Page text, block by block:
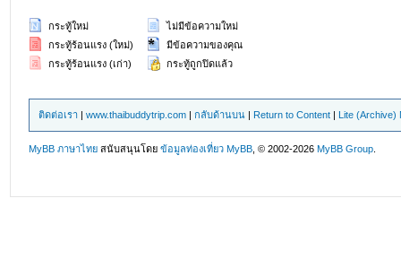
กระทู้ใหม่
กระทู้ร้อนแรง (ใหม่)
กระทู้ร้อนแรง (เก่า)
ไม่มีข้อความใหม่
มีข้อความของคุณ
กระทู้ถูกปิดแล้ว
ติดต่อเรา |www.thaibuddytrip.com |กลับด้านบน | Return to Content | Lite (Archive)
MyBB ภาษาไทย สนับสนุนโดยข้อมูลท่องเที่ยว MyBB , © 2002-2026MyBB Group